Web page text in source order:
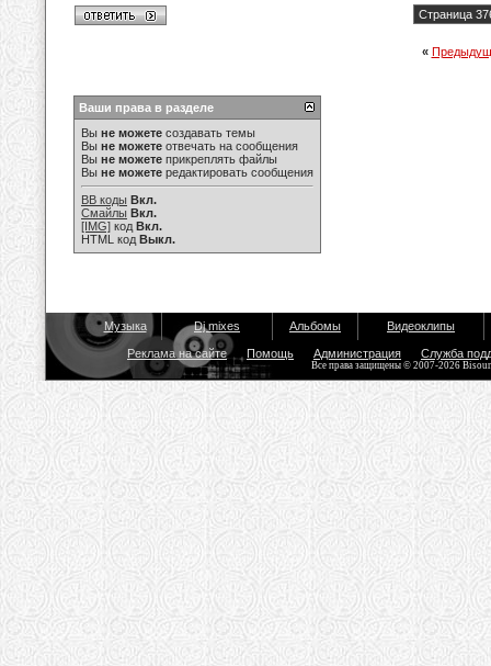
Страница
«
Ваши права в разделе
Вы не можете создавать темы
Вы не можете отвечать на сообщения
Вы не можете прикреплять файлы
Вы не можете редактировать сообщения
BB коды Вкл.
Смайлы Вкл.
[IMG] код Вкл.
HTML код Выкл.
Музыка Dj mixes Альбомы Видеоклипы
Реклама на сайте Помощь Администрация Служба
Все права защищены © 2007-2026